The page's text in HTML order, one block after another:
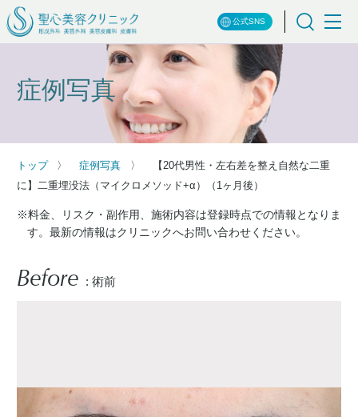
公式SNS
症例写真
トップ 症例写真
【20代男性・左右差を整え自然な二重
に】二重埋没法（マイクロメソッド+α）（1ヶ月後）
※料金、リスク・副作用、施術内容は登録時点での情報となりま
す。最新の情報はクリニックへお問い合わせください。
Before : 術前